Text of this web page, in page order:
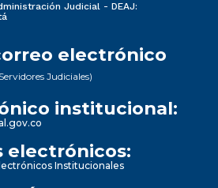
Judicial - DEAJ:
electrónico
Judiciales)
institucional:
electrónicos:
Institucionales